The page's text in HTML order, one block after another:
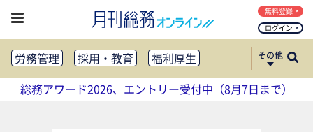
ログイン
無料登録
労務管理 採用・教育
福利厚生
健康経営
働き方改革
法務・コンプライアンス
その他
総務アワード2026、エントリー受付中（8月7日まで）